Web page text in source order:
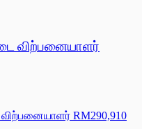
விற்பனையாளர்